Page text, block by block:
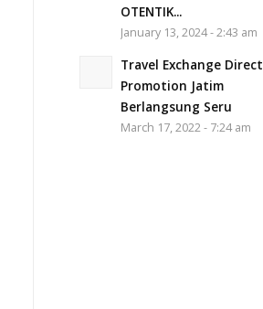
OTENTIK...
January 13, 2024 - 2:43 am
Travel Exchange Direct
Promotion Jatim
Berlangsung Seru
March 17, 2022 - 7:24 am